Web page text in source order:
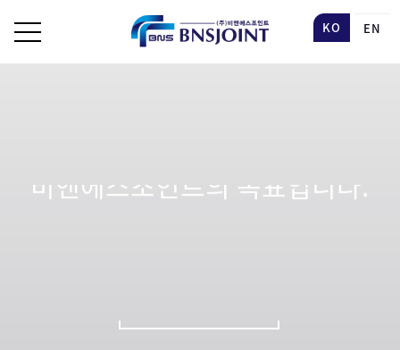
KO EN
제품을 생산하는 것이 ㈜
자세히 보기